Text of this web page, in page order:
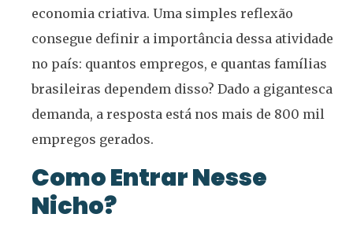
economia criativa. Uma simples reflexão
consegue definir a importância dessa atividade
no país: quantos empregos, e quantas famílias
brasileiras dependem disso? Dado a gigantesca
demanda, a resposta está nos mais de 800 mil
empregos gerados.
Como Entrar Nesse
Nicho?